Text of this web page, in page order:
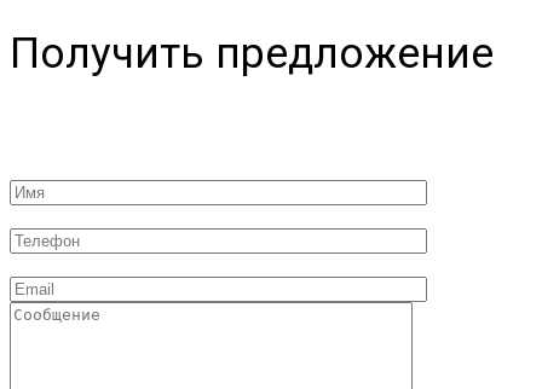
Получить предложение